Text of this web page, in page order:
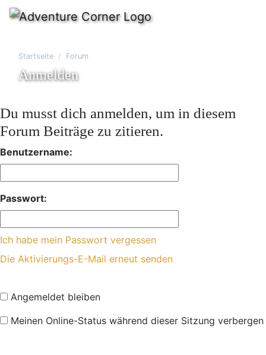
Startseite Forum
Anmelden
Du musst dich anmelden, um in diesem
Forum Beiträge zu zitieren.
Benutzername:
Passwort:
Ich habe mein Passwort vergessen
Die Aktivierungs-E-Mail erneut senden
Angemeldet bleiben
Meinen Online-Status während dieser Sitzung verbergen